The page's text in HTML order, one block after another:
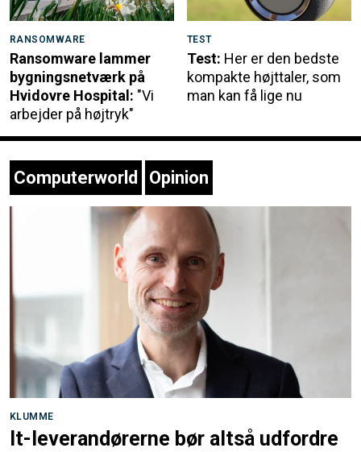
RANSOMWARE
Ransomware lammer
bygningsnetværk på
Hvidovre Hospital: "Vi
arbejder på højtryk"
TEST
Test: Her er den bedste
kompakte højttaler, som
man kan få lige nu
Computerworld Opinion
KLUMME
It-leverandørerne bør altså udfordre